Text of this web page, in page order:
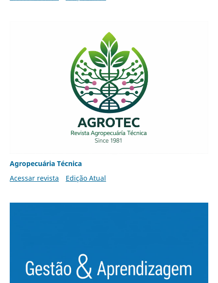
Agropecuária Técnica
Acessar revista
Edição Atual